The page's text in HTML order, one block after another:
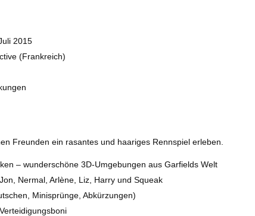
2015
(Frankreich)
Freunden ein rasantes und haariges Rennspiel erleben.
– wunderschöne 3D-Umgebungen aus Garfields Welt
Nermal, Arlène, Liz, Harry und Squeak
Minisprünge, Abkürzungen)